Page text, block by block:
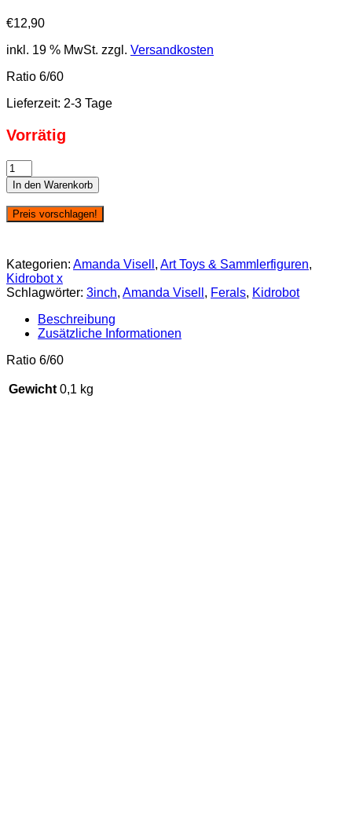
€12,90
inkl. 19 % MwSt. zzgl. Versandkosten
Ratio 6/60
Lieferzeit: 2-3 Tage
Vorrätig
KR
x
Amanda
Visell:
Ferals
Menge
In den Warenkorb
Preis vorschlagen!
Kategorien: Amanda Visell , Art Toys & Sammlerfiguren,
Kidrobot x
Schlagwörter: 3inch, Amanda Visell , Ferals, Kidrobot
Beschreibung
Zusätzliche Informationen
Ratio 6/60
Gewicht 0,1 kg